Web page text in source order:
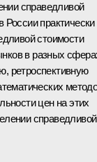
справедливой
России практически
стоимости
в разных
ретроспективную
цен на этих
справедливой